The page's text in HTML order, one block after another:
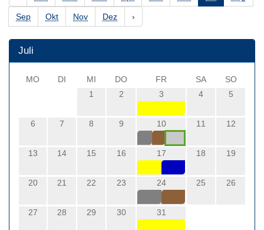
Sep Okt Nov Dez ›
Juli
MO DI MI DO FR SA
SO
1
2 3 4 5
6 7 8 9 10 11 12
13 14 15 16 17 18 19
20 21 22 23 24 25 26
27 28 29 30 31